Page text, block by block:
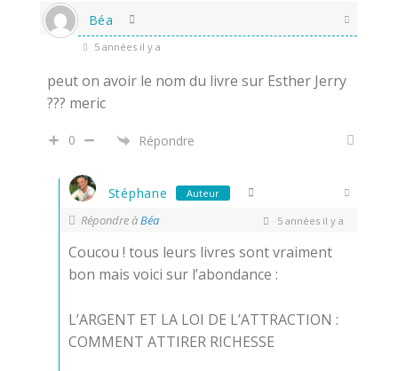
Béa
5 années il y a
peut on avoir le nom du livre sur Esther Jerry
??? meric
0 Répondre
Stéphane Auteur
Répondre àBéa 5 années il y a
Coucou ! tous leurs livres sont vraiment
bon mais voici sur l’abondance :
L’ARGENT ET LA LOI DE L’ATTRACTION :
COMMENT ATTIRER RICHESSE